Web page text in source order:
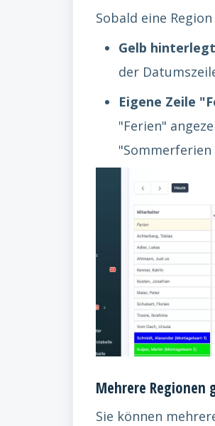
Sobald eine
Gelb
der
Eigene Zeile
"Ferien"
"Sommerferien
Mehrere Regionen
Sie können